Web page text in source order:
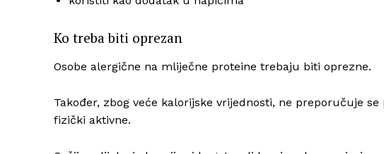
Ko treba biti oprezan
Osobe alergične na mliječne proteine trebaju biti oprezne.
Također, zbog veće kalorijske vrijednosti, ne preporučuje
fizički aktivne.